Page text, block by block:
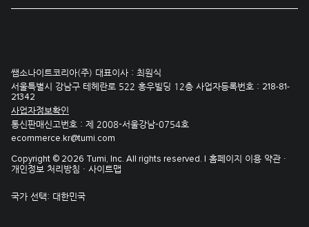
쌤소나이트코리아(주) 대표이사 : 최원식
서울특별시 강남구 테헤란로 522 홍우빌딩 12층 사업자등록번호 : 218-81-
21342
사업자정보확인
통신판매신고번호 : 제 2008-서울강남-0754호
ecommerce.kr@tumi.com
Copyright © 2026 Tumi, Inc. All rights reserved. |
홈페이지 이용 약관 ·
개인정보 처리방침 · 사이트맵
국가 선택: 대한민국